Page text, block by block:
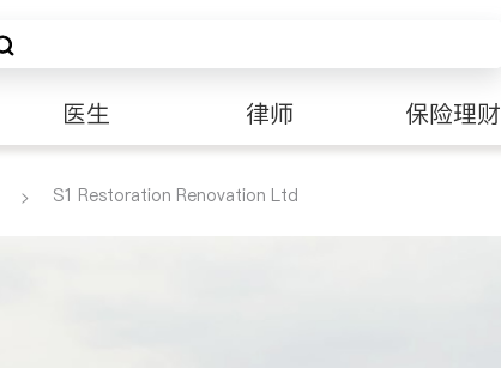
医生 律师 保险理财
S1 Restoration Renovation Ltd